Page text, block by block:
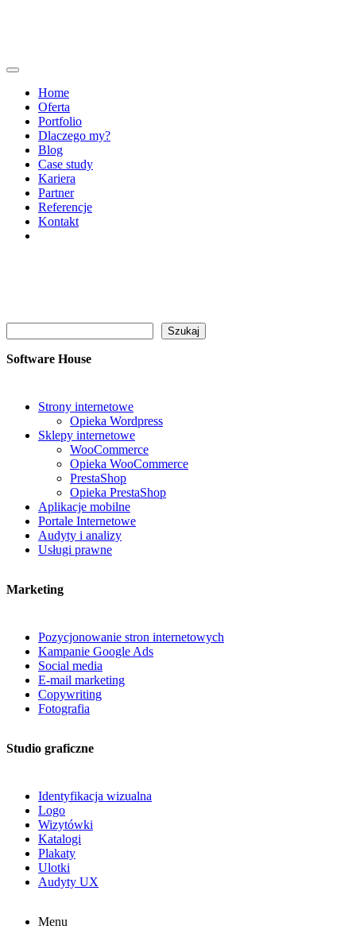
Home
Oferta
Portfolio
Dlaczego my?
Blog
Case study
Kariera
Partner
Referencje
Kontakt
Szukaj
Software House
Strony internetowe
Opieka Wordpress
Sklepy internetowe
WooCommerce
Opieka WooCommerce
PrestaShop
Opieka PrestaShop
Aplikacje mobilne
Portale Internetowe
Audyty i analizy
Usługi prawne
Marketing
Pozycjonowanie stron internetowych
Kampanie Google Ads
Social media
E-mail marketing
Copywriting
Fotografia
Studio graficzne
Identyfikacja wizualna
Logo
Wizytówki
Katalogi
Plakaty
Ulotki
Audyty UX
Menu